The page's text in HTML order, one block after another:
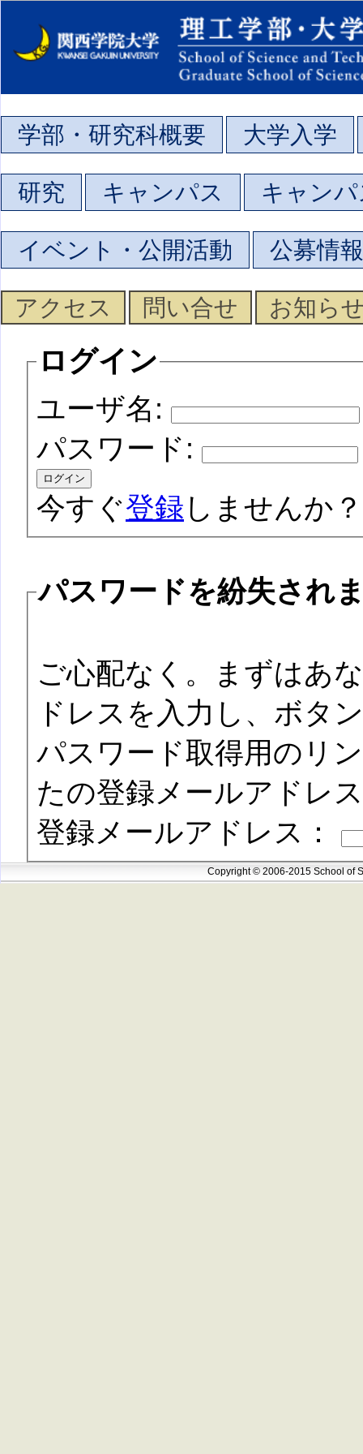
学部・研究科概要 大学入学
研究 キャンパス キャン
イベント・公開活動 公募情報
アクセス 問い合せ お知ら
ログイン
ユーザ名:
パスワード:
今すぐ登録しませんか？
パスワードを紛失され
ご心配なく。まずはあ
ドレスを入力し、ボタ
パスワード取得用のリ
たの登録メールアドレ
登録メールアドレス：
Copyright © 2006-2015 School of